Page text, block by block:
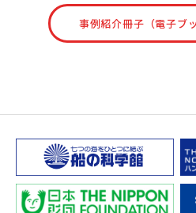
事例紹介冊子（電子ブ